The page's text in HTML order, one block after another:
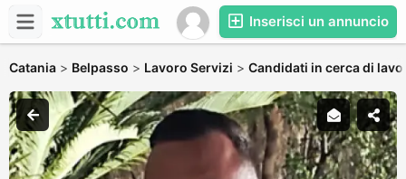
Inserisci un annuncio
Catania > Belpasso > Lavoro Servizi > Candidati in cerca di